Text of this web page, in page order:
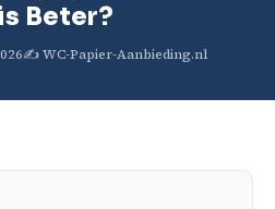
Beter?
✍️ WC-Papier-Aanbieding.nl